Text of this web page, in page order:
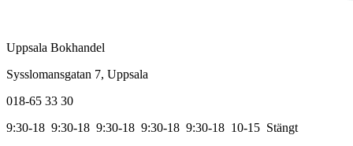
Uppsala Bokhandel
Sysslomansgatan 7, Uppsala
018-65 33 30
9:30-18 9:30-18 9:30-18 9:30-18 9:30-18 10-15 Stängt